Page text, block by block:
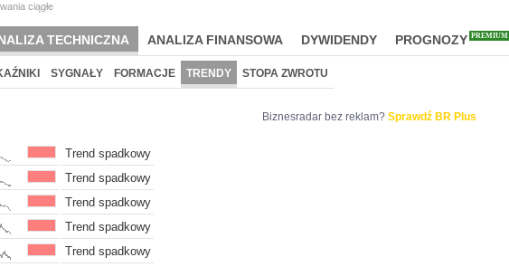
ciągłe
TECHNICZNA ANALIZA FINANSOWA DYWIDENDY PROGNOZY PREMIUM
SYGNAŁY FORMACJE TRENDY STOPA ZWROTU
Biznesradar bez reklam? Sprawdź BR Plus
Trend spadkowy
Trend spadkowy
Trend spadkowy
Trend spadkowy
Trend spadkowy